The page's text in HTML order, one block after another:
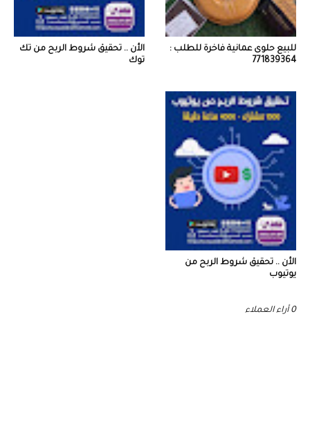
للبيع حلوى عمانية فاخرة للطلب :
771839364
الأن .. تحقيق شروط الربح من تك
توك
الأن .. تحقيق شروط الربح من
يوتيوب
0 أراء العملاء